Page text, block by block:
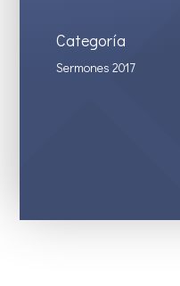
Categoría
Sermones 2017